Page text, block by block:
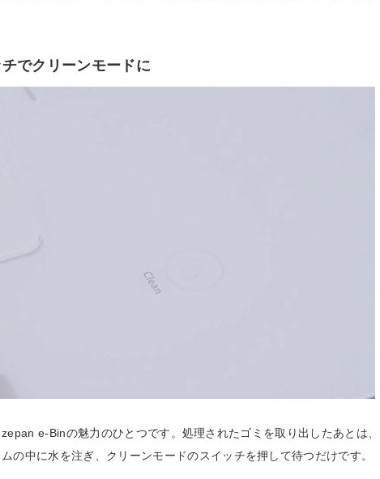
でクリーンモードに
e-Binの魅力のひとつです。処理されたゴミを取り出したあとは、
の中に水を注ぎ、クリーンモードのスイッチを押して待つだけです。